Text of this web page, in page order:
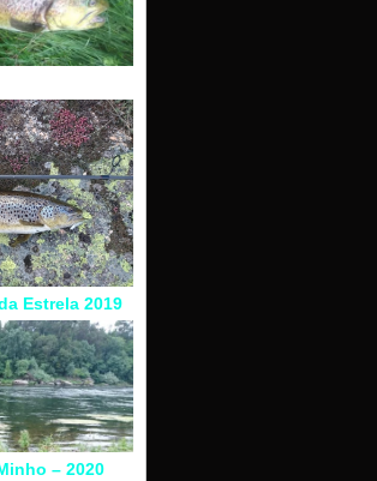
Estrela 2019
– 2020